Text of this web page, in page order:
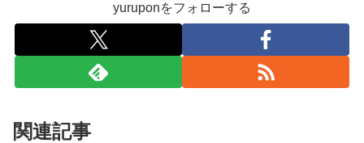
yuruponをフォローする
関連記事